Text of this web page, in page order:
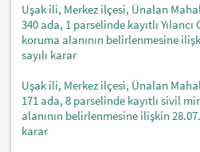
Uşak ili, Merkez ilçesi, Ünalan
340 ada, 1 parselinde kayıtlı
koruma alanının belirlenmesine
sayılı karar
Uşak ili, Merkez ilçesi, Ünalan
171 ada, 8 parselinde kayıtlı sivil
alanının belirlenmesine ilişkin
karar